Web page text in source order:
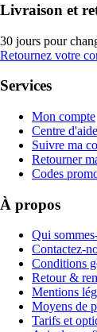
Livraison et
30 jours pour
Retournez votre
Services
Mon compte
Centre d'aide
Suivre ma
Retourner
Codes
À propos
Qui
Contactez-
Conditions
Retour &
Mentions
Moyens de
Tarifs et